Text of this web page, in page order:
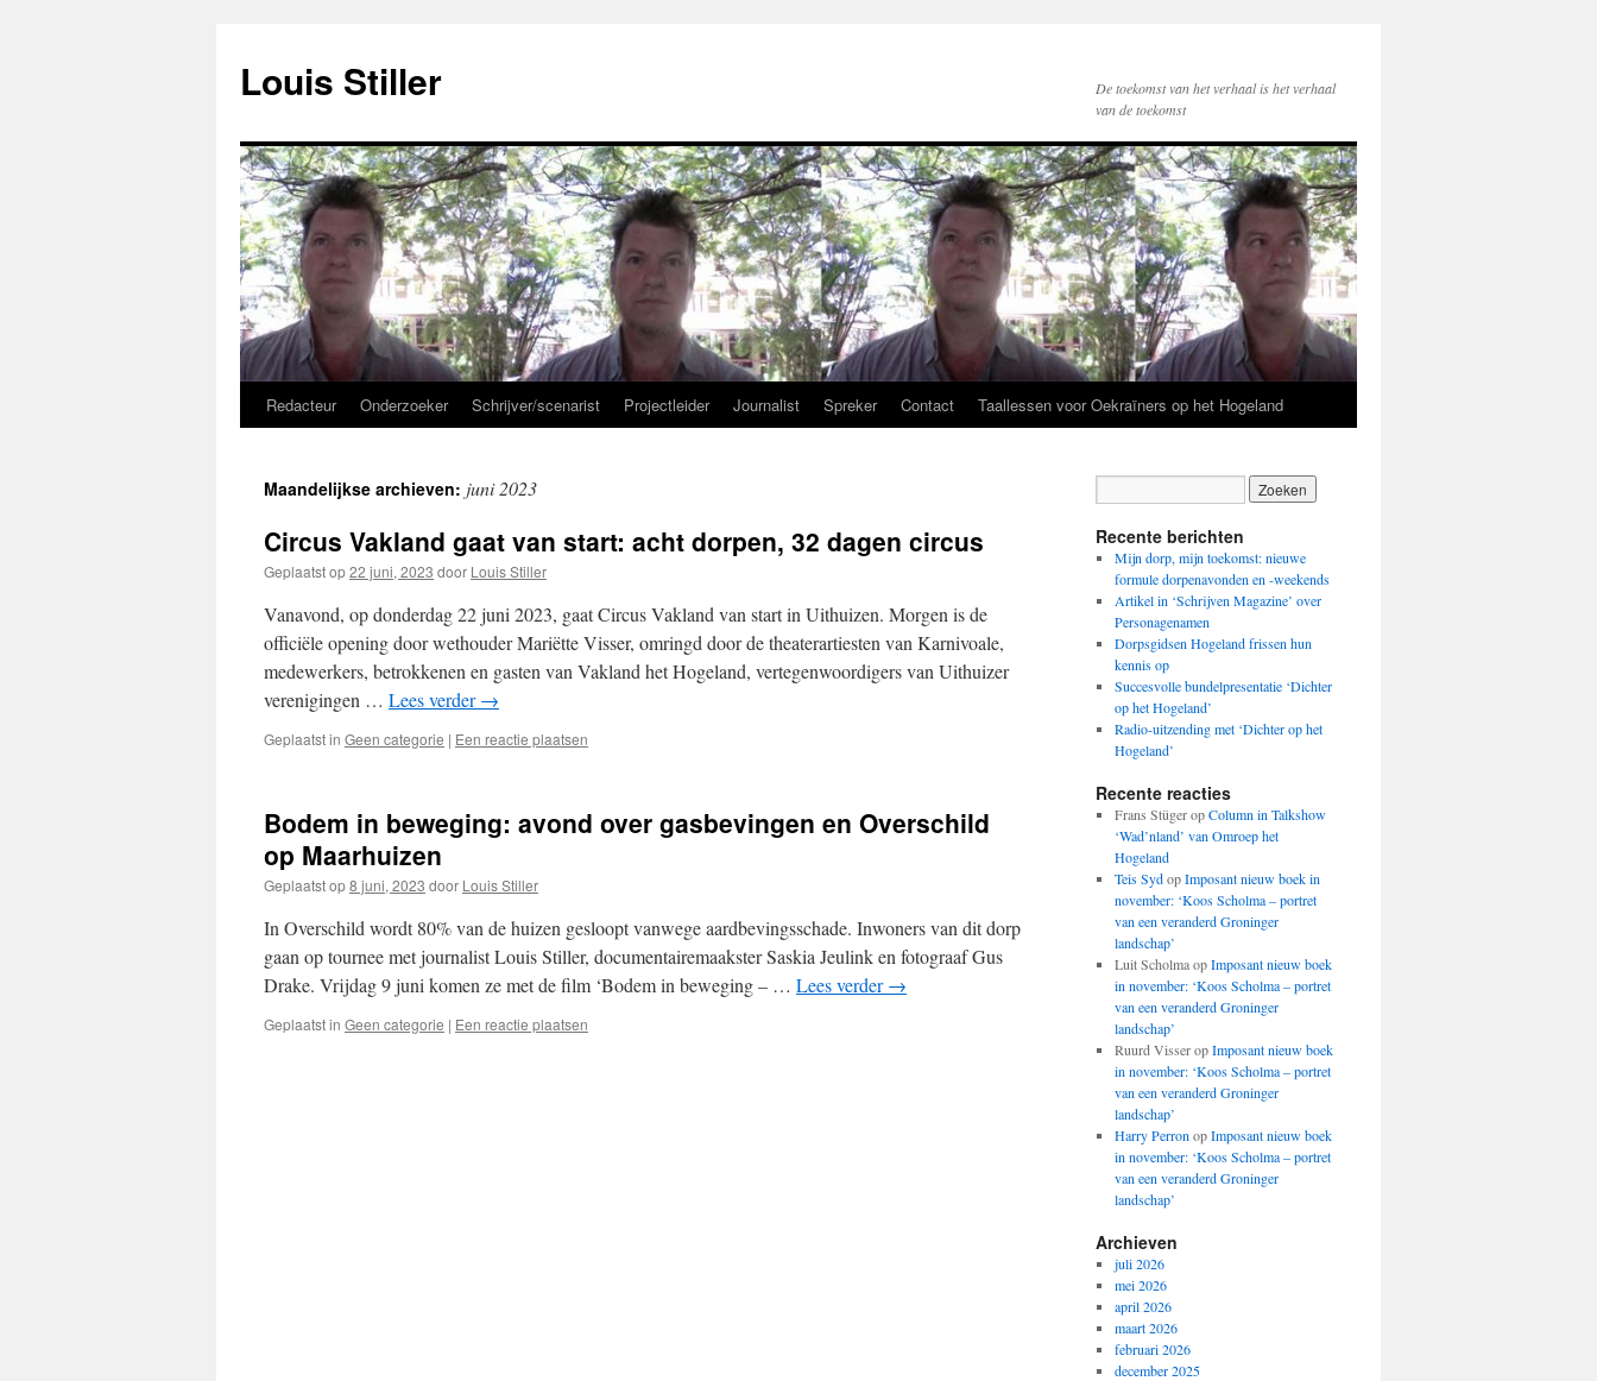
inhoud
Louis Stiller
De toekomst van het verhaal is het verhaal
van de toekomst
Redacteur Onderzoeker Schrijver/scenarist Projectleider Journalist Spreker Contact Taallessen voor Oekraïners op het Hogeland
Maandelijkse archieven: juni 2023
Circus Vakland gaat van start: acht dorpen, 32 dagen circus
Geplaatst op22 juni, 2023 door Louis Stiller
Vanavond, op donderdag 22 juni 2023, gaat Circus Vakland van start in Uithuizen. Morgen is de
officiële opening door wethouder Mariëtte Visser, omringd door de theaterartiesten van Karnivoale,
medewerkers, betrokkenen en gasten van Vakland het Hogeland, vertegenwoordigers van Uithuizer
verenigingen … Lees verder→
Geplaatst in Geen categorie | Een reactie plaatsen
Bodem in beweging: avond over gasbevingen en Overschild
op Maarhuizen
Geplaatst op8 juni, 2023 door Louis Stiller
In Overschild wordt 80% van de huizen gesloopt vanwege aardbevingsschade. Inwoners van dit dorp
gaan op tournee met journalist Louis Stiller, documentairemaakster Saskia Jeulink en fotograaf Gus
Drake. Vrijdag 9 juni komen ze met de film ‘Bodem in beweging – … Lees verder→
Geplaatst in Geen categorie | Een reactie plaatsen
Recente berichten
Mijn dorp, mijn toekomst: nieuwe
formule dorpenavonden en -weekends
Artikel in ‘Schrijven Magazine’ over
Personagenamen
Dorpsgidsen Hogeland frissen hun
kennis op
Succesvolle bundelpresentatie ‘Dichter
op het Hogeland’
Radio-uitzending met ‘Dichter op het
Hogeland’
Recente reacties
Frans StügeropColumn in Talkshow
‘Wad’nland’ van Omroep het
Hogeland
Teis SydopImposant nieuw boek in
november: ‘Koos Scholma – portret
van een veranderd Groninger
landschap’
Luit ScholmaopImposant nieuw boek
in november: ‘Koos Scholma – portret
van een veranderd Groninger
landschap’
Ruurd VisseropImposant nieuw boek
in november: ‘Koos Scholma – portret
van een veranderd Groninger
landschap’
Harry Perron opImposant nieuw boek
in november: ‘Koos Scholma – portret
van een veranderd Groninger
landschap’
Archieven
juli 2026
mei 2026
april 2026
maart 2026
februari 2026
december 2025